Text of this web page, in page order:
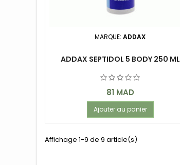
MARQUE:ADDAX
ADDAX SEPTIDOL 5 BODY 250 ML
Prix
81 MAD
Ajouter au panier
Affichage 1-9 de 9 article(s)